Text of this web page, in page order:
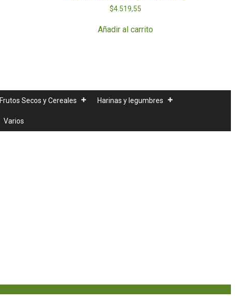
$4.519,55
Añadir al carrito
Frutos Secos y Cereales Harinas y legumbres
Varios